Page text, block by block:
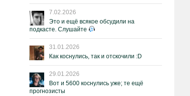
7.02.2026
Это и ещё всякое обсудили на
подкасте. Слушайте
31.01.2026
Как коснулись, так и отскочили :D
29.01.2026
Вот и 5600 коснулись уже; те ещё
прогнозисты